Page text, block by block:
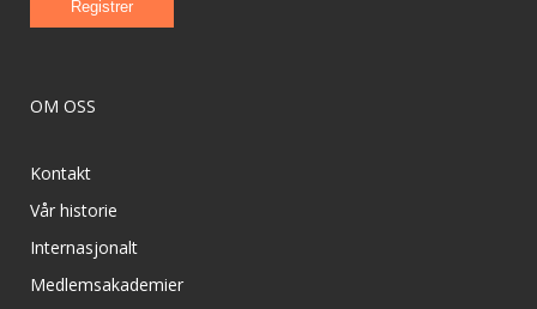
OM OSS
Kontakt
Vår historie
Internasjonalt
Medlemsakademier